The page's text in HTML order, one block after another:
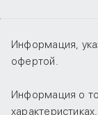
Информация,
офертой.
Информация о